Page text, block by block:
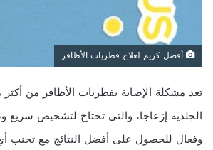
أفضل كريم لعلاج فطريات الأظافر
تعد مشكلة الإصابة بفطريات الأظافر من
الجلدية إزعاجا، والتي تحتاج لتشخيص
وفعال للحصول على أفضل النتائج مع